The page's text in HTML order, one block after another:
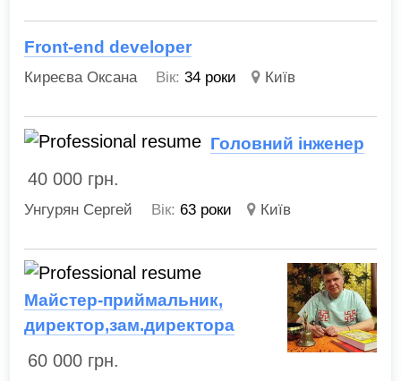
Front-end developer
Киреєва Оксана Вік: 34 роки Київ
Головний інженер
40 000 грн.
Унгурян Сергей Вік: 63 роки Київ
Майстер-приймальник,
директор,зам.директора
60 000 грн.